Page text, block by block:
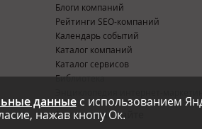
данныес использованием
нажав кнопу Ок.
Блоги компаний
Рейтинги SEO-компаний
Календарь событий
Каталог компаний
Каталог сервисов
Библиотека
Реклама на сайте